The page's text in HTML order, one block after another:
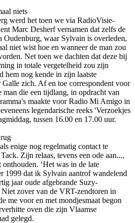
niets
werd het toen we via RadioVisie-
Marc Desherf vernamen dat zelfs de
Oudenburg, waar Sylvain is overleden,
niet wist hoe en wanneer de man zou
Net toen we dachten dat deze bij
in totale vergetelheid zou zijn
hem nog kende in zijn laatste
Galle zich. Af en toe correspondent voor
die een tijdlang, in opdracht van
maakte voor Radio Mi Amigo in
legendarische reeks 'Verzoekjes
tussen 16.00 en 17.00 uur.
enige nog regelmatig contact te
Zijn relaas, tevens een ode aan...,
‘Het was in de late
1999 dat ik Sylvain aantrof wandelend
jaar oude afgebrande Suzy-
zover van de VRT-zendtoren in
me voor en met mondjesmaat begon
oven die zijn Vlaamse
gelegd.